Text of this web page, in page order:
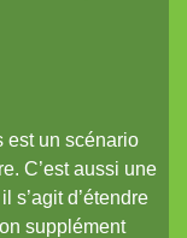
Vaillants)
est un scénario
C’est aussi une
s’agit d’étendre
supplément